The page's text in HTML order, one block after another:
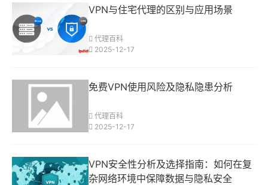
VPN与住宅代理的区别与应用场景
代理百科
2025-12-17
免费VPN使用风险及隐私隐患分析
代理百科
2025-12-17
VPN安全性分析及选择指南：如何在复
杂网络环境中保障数据与隐私安全